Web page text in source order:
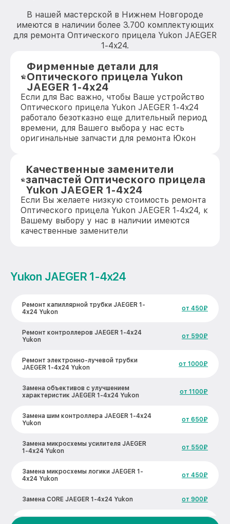
В нашей мастерской в Нижнем Новгороде
имеются в наличии более 3.700 комплектующих
для ремонта Оптического прицела Yukon JAEGER
1-4x24.
Фирменные детали для
Оптического прицела Yukon
JAEGER 1-4x24
Если для Вас важно, чтобы Ваше устройство
Оптического прицела Yukon JAEGER 1-4x24
работало безотказно еще длительный период
времени, для Вашего выбора у нас есть
оригинальные запчасти для ремонта Юкон
Качественные заменители
запчастей Оптического прицела
Yukon JAEGER 1-4x24
Если Вы желаете низкую стоимость ремонта
Оптического прицела Yukon JAEGER 1-4x24, к
Вашему выбору у нас в наличии имеются
качественные заменители
Yukon JAEGER 1-4x24
Ремонт капиллярной трубки JAEGER 1-
4x24 Yukon
от 450₽
Ремонт контроллеров JAEGER 1-4x24
Yukon
от 590₽
Ремонт электронно-лучевой трубки
JAEGER 1-4x24 Yukon
от 1000₽
Замена объективов с улучшением
характеристик JAEGER 1-4x24 Yukon
от 1100₽
Замена шим контроллера JAEGER 1-4x24
Yukon
от 650₽
Замена микросхемы усилителя JAEGER
1-4x24 Yukon
от 550₽
Замена микросхемы логики JAEGER 1-
4x24 Yukon
от 450₽
Замена CORE JAEGER 1-4x24 Yukon от 900₽